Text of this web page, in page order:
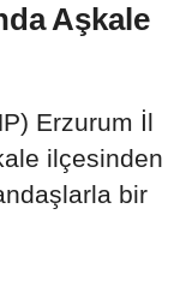
Aşkale
Erzurum İl
ilçesinden
bir